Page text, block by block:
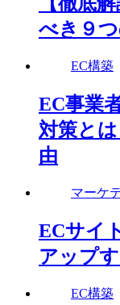
べき９
EC構築
EC事業
対策と
由
マーケ
ECサイ
アップ
EC構築